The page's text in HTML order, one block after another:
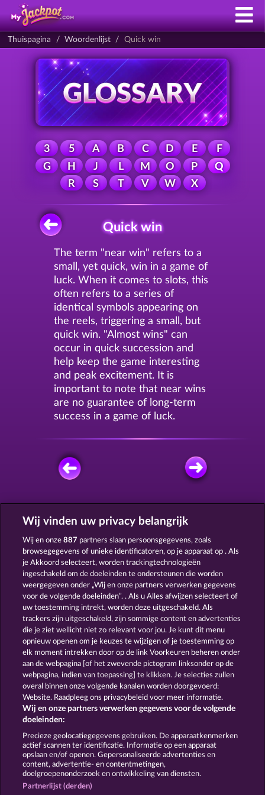
Thuispagina Woordenlijst Quick win
3 5 A B C D E
F
G
H J L M O P
Q
R
S T V W X
Quick win
The term "near win" refers to a
small, yet quick, win in a game of
luck. When it comes to slots, this
often refers to a series of
identical symbols appearing on
the reels, triggering a small, but
quick win. "Almost wins" can
occur in quick succession and
help keep the game interesting
and peak excitement. It is
important to note that near wins
are no guarantee of long-term
success in a game of luck.
THE GRIFFIN EGGCITING FRUITS - HOLD & SPIN
JACK POTTER & THE BOOK OF DYNASTIES 6 DEMI GODS IV - THE GOLDEN ERA
Algemene voorwaarden
Colofon Bedrijf FAQ Woordenlijst
Partnerprogramma Facebook
Wij vinden uw privacy belangrijk
Wij en onze887 partners slaan persoonsgegevens, zoals
browsegegevens of unieke identificatoren, op je apparaat op . Als
je Akkoord selecteert, worden trackingtechnologieën
ingeschakeld om de doeleinden te ondersteunen die worden
weergegeven onder „Wij en onze partners verwerken gegevens
voor de volgende doeleinden”. . Als u Alles afwijzen selecteert of
uw toestemming intrekt, worden deze uitgeschakeld. Als
trackers zijn uitgeschakeld, zijn sommige content en advertenties
die je ziet wellicht niet zo relevant voor jou. Je kunt dit menu
opnieuw openen om je keuzes te wijzigen of je toestemming op
elk moment intrekken door op de link Voorkeuren beheren onder
aan de webpagina [of het zwevende pictogram linksonder op de
webpagina, indien van toepassing] te klikken. Je selecties zullen
overal binnen onze volgende kanalen worden doorgevoerd:
Website. Raadpleeg ons privacybeleid voor meer informatie.
Wij en onze partners verwerken gegevens voor de volgende
doeleinden:
Precieze geolocatiegegevens gebruiken. De apparaatkenmerken
actief scannen ter identificatie. Informatie op een apparaat
opslaan en/of openen. Gepersonaliseerde advertenties en
content, advertentie- en contentmetingen,
doelgroepenonderzoek en ontwikkeling van diensten.
Partnerlijst (derden)